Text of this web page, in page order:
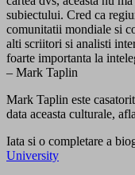
subiectului. Cred ca
comunitatii mondiale si
alti scriitori si analisti
foarte importanta la
– Mark Taplin
Mark Taplin este
data aceasta culturale,
Iata si o completare a
University